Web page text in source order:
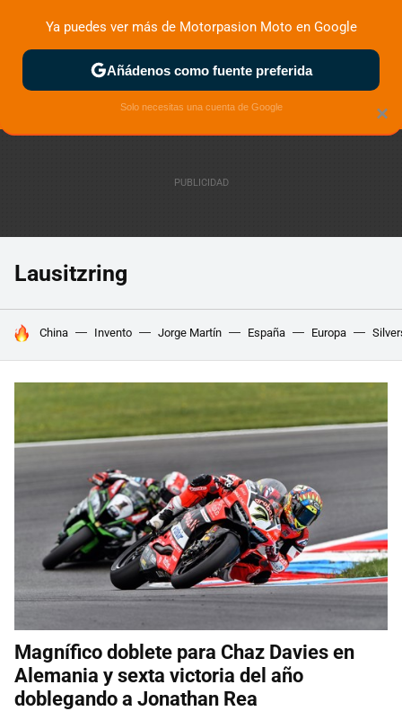
ZONA DE PRUEBAS DEPORTIVAS MOTOS ELÉCTRICAS
Lausitzring
HOY SE HABLA DE
China Invento Jorge Martín España Europa
Magnífico doblete para Chaz Davies en
Alemania y sexta victoria del año
doblegando a Jonathan Rea
×
Ya puedes ver más de Motorpasion Moto en Google
Añádenos como fuente preferida
Solo necesitas una cuenta de Google